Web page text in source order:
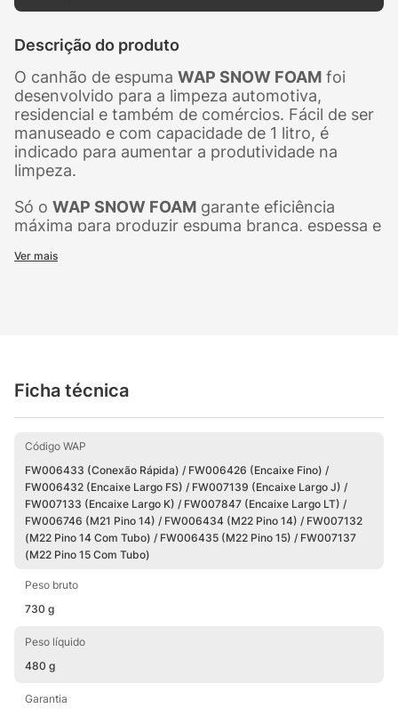
Descrição do produto
O canhão de espuma WAP SNOW FOAM foi
desenvolvido para a limpeza automotiva,
residencial e também de comércios. Fácil de ser
manuseado e com capacidade de 1 litro, é
indicado para aumentar a produtividade na
limpeza.
Só o WAP SNOW FOAM garante eficiência
máxima para produzir espuma branca, espessa e
produto utilizado se fixe sobre a superfície,
concentrado) e regulagem de aplicação de
Nome da Conexão | Código da Conexão | Código
EAN
Conexão Rápida | FW006433 | 7899831300709
Encaixe Fino | FW006426 | 7899831300228
Encaixe Largo FS | FW006432 | 7899831300693
Encaixe Largo J | FW007139 | 7899831300914
Encaixe Largo LT | FW007847 | 7899831302352
M21 Pino 14 | FW006746 | 7899831300730
M22 Pino 14 | FW006434 | 7899831300716
M22 Pino 14 Com Tubo | FW007132 | 7899831300884
M22 Pino 15 Com Tubo | FW007137 | 7899831300907
Ver mais
Ficha técnica
Código WAP
FW006433 (Conexão Rápida) / FW006426 (Encaixe Fino) /
FW006432 (Encaixe Largo FS) / FW007139 (Encaixe Largo J) /
FW007133 (Encaixe Largo K) / FW007847 (Encaixe Largo LT) /
FW006746 (M21 Pino 14) / FW006434 (M22 Pino 14) / FW007132
(M22 Pino 14 Com Tubo) / FW006435 (M22 Pino 15) / FW007137
(M22 Pino 15 Com Tubo)
Peso bruto
730 g
Peso líquido
480 g
Garantia